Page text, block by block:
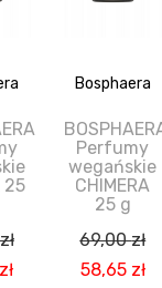
25
zł
złAktualna
Bosphaera
Perfumy
wegańskie
CHIMERA
25 g
69,00zł
58,65 zł